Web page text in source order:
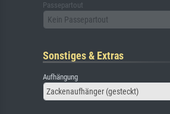
Passepartout
Kein Passepartout
Sonstiges & Extras
Aufhängung
Zackenaufhänger (gesteckt)